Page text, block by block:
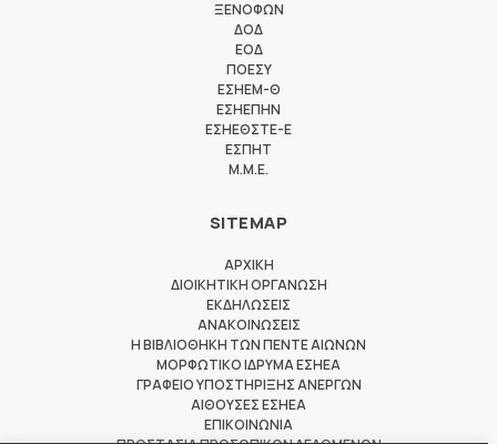
ΞΕΝΟΦΩΝ
ΔΟΔ
ΕΟΔ
ΠΟΕΣΥ
ΕΣΗΕΜ-Θ
ΕΣΗΕΠΗΝ
ΕΣΗΕΘΣΤΕ-Ε
ΕΣΠΗΤ
M.M.E.
SITEMAP
ΑΡΧΙΚΗ
ΔΙΟΙΚΗΤΙΚΗ ΟΡΓΑΝΩΣΗ
ΕΚΔΗΛΩΣΕΙΣ
ΑΝΑΚΟΙΝΩΣΕΙΣ
Η ΒΙΒΛΙΟΘΗΚΗ ΤΩΝ ΠΕΝΤΕ ΑΙΩΝΩΝ
ΜΟΡΦΩΤΙΚΟ ΙΔΡΥΜΑ ΕΣΗΕΑ
ΓΡΑΦΕΙΟ ΥΠΟΣΤΗΡΙΞΗΣ ΑΝΕΡΓΩΝ
ΑΙΘΟΥΣΕΣ ΕΣΗΕΑ
ΕΠΙΚΟΙΝΩΝΙΑ